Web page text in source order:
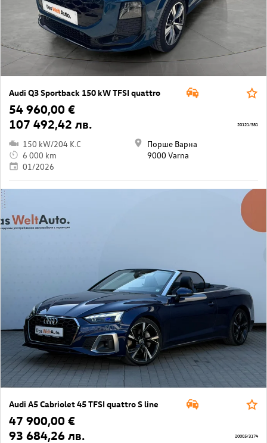
Audi Q3 Sportback 150 kW TFSI quattro
54 960,00 €
107 492,42 лв.
150 kW/204 K.C
6 000 km
01/2026
Порше Варна
9000 Varna
20121/381
Audi A5 Cabriolet 45 TFSI quattro S line
47 900,00 €
93 684,26 лв.
20005/3174